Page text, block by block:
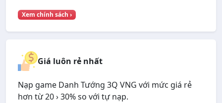
Xem chính sách ›
Giá luôn rẻ nhất
Nạp game Danh Tướng 3Q VNG với mức giá rẻ
hơn từ 20 › 30% so với tự nạp.